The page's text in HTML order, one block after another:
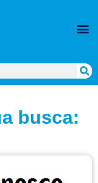
busca: